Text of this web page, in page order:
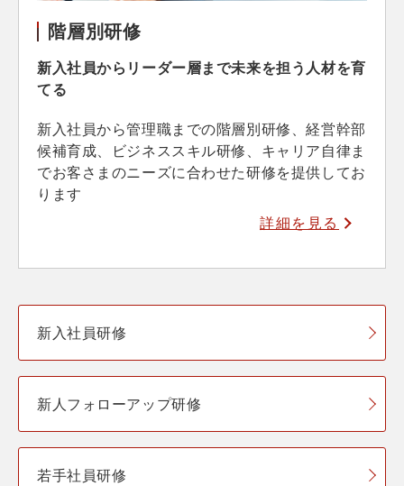
階層別研修
新入社員からリーダー層まで未来を担う人材を育
てる
新入社員から管理職までの階層別研修、経営幹部
候補育成、ビジネススキル研修、キャリア自律ま
でお客さまのニーズに合わせた研修を提供してお
ります
詳細を見る
新入社員研修
新人フォローアップ研修
若手社員研修